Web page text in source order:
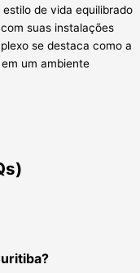
de vida equilibrado
suas instalações
se destaca como a
um ambiente